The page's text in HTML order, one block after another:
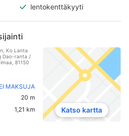
lentokenttäkyyti
Ko Lanta
Dao-ranta /
81150
EI MAKSUJA
20 m
1,21 km
Katso kartta